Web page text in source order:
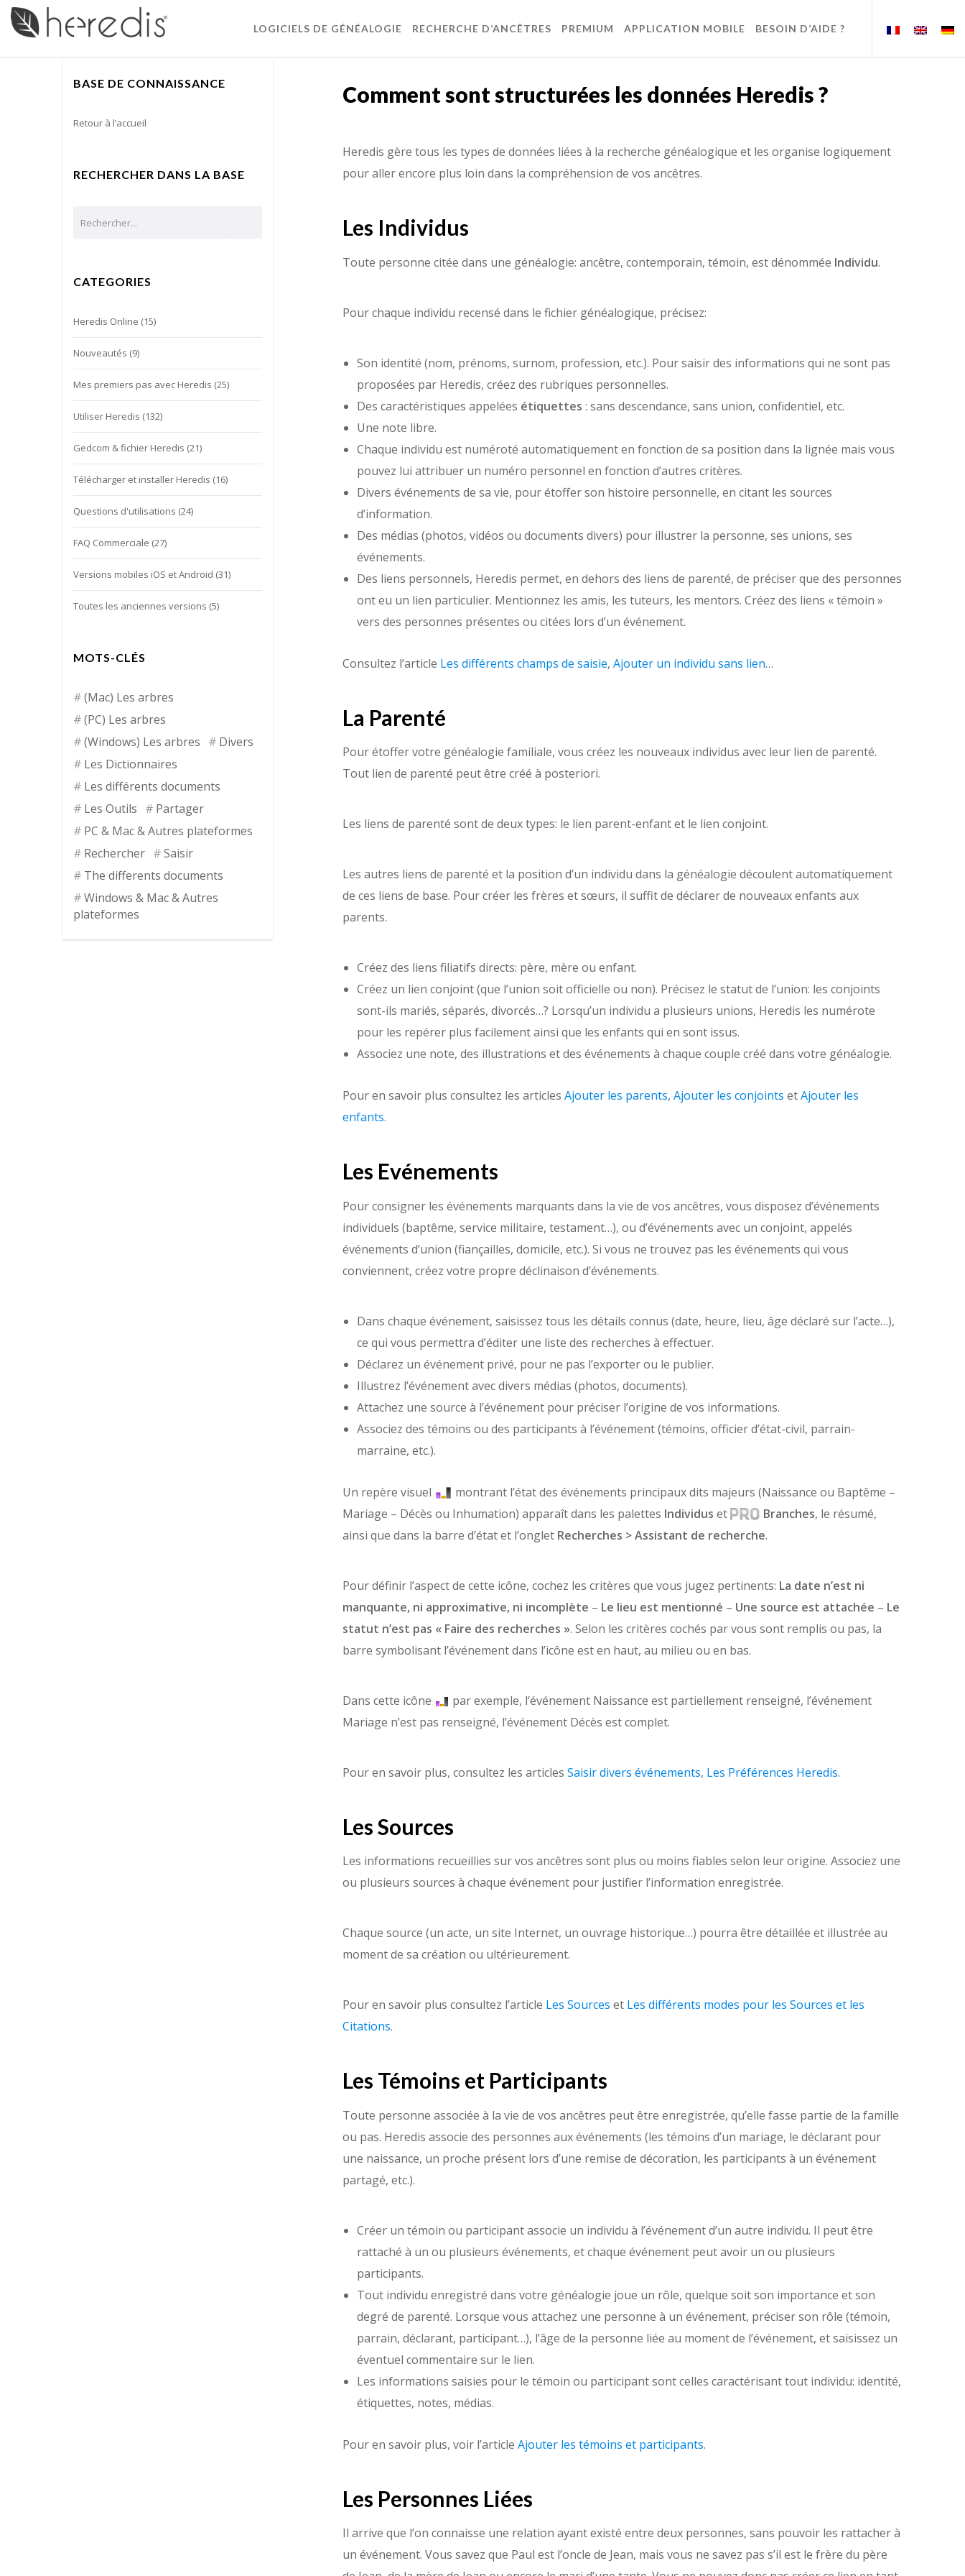
LOGICIELS DE GÉNÉALOGIE RECHERCHE D’ANCÊTRES PREMIUM APPLICATION MOBILE BESOIN D’AIDE ?
Comment sont structurées les données Heredis ?
Heredis gère tous les types de données liées à la recherche généalogique et les organise logiquement
pour aller encore plus loin dans la compréhension de vos ancêtres.
Les Individus
Toute personne citée dans une généalogie: ancêtre, contemporain, témoin, est dénommée Individu.
Pour chaque individu recensé dans le fichier généalogique, précisez:
Son identité (nom, prénoms, surnom, profession, etc.). Pour saisir des informations qui ne sont pas
proposées par Heredis, créez des rubriques personnelles.
Des caractéristiques appelées étiquettes : sans descendance, sans union, confidentiel, etc.
Une note libre.
Chaque individu est numéroté automatiquement en fonction de sa position dans la lignée mais vous
pouvez lui attribuer un numéro personnel en fonction d’autres critères.
Divers événements de sa vie, pour étoffer son histoire personnelle, en citant les sources
d’information.
Des médias (photos, vidéos ou documents divers) pour illustrer la personne, ses unions, ses
événements.
Des liens personnels, Heredis permet, en dehors des liens de parenté, de préciser que des personnes
ont eu un lien particulier. Mentionnez les amis, les tuteurs, les mentors. Créez des liens « témoin »
vers des personnes présentes ou citées lors d’un événement.
Consultez l’article Les différents champs de saisie, Ajouter un individu sans lien…
La Parenté
Pour étoffer votre généalogie familiale, vous créez les nouveaux individus avec leur lien de parenté.
Tout lien de parenté peut être créé à posteriori.
Les liens de parenté sont de deux types: le lien parent-enfant et le lien conjoint.
Les autres liens de parenté et la position d’un individu dans la généalogie découlent automatiquement
de ces liens de base. Pour créer les frères et sœurs, il suffit de déclarer de nouveaux enfants aux
parents.
Créez des liens filiatifs directs: père, mère ou enfant.
Créez un lien conjoint (que l’union soit officielle ou non). Précisez le statut de l’union: les conjoints
sont-ils mariés, séparés, divorcés…? Lorsqu’un individu a plusieurs unions, Heredis les numérote
pour les repérer plus facilement ainsi que les enfants qui en sont issus.
Associez une note, des illustrations et des événements à chaque couple créé dans votre généalogie.
Pour en savoir plus consultez les articles Ajouter les parents, Ajouter les conjoints etAjouter les
enfants.
Les Evénements
Pour consigner les événements marquants dans la vie de vos ancêtres, vous disposez d’événements
individuels (baptême, service militaire, testament…), ou d’événements avec un conjoint, appelés
événements d’union (fiançailles, domicile, etc.). Si vous ne trouvez pas les événements qui vous
conviennent, créez votre propre déclinaison d’événements.
Dans chaque événement, saisissez tous les détails connus (date, heure, lieu, âge déclaré sur l’acte…),
ce qui vous permettra d’éditer une liste des recherches à effectuer.
Déclarez un événement privé, pour ne pas l’exporter ou le publier.
Illustrez l’événement avec divers médias (photos, documents).
Attachez une source à l’événement pour préciser l’origine de vos informations.
Associez des témoins ou des participants à l’événement (témoins, officier d’état-civil, parrain-
marraine, etc.).
Un repère visuel
montrant l’état des événements principaux dits majeurs (Naissance ou Baptême –
Mariage – Décès ou Inhumation) apparaît dans les palettes Individus et Branches, le résumé,
ainsi que dans la barre d’état et l’onglet Recherches > Assistant de recherche.
Pour définir l’aspect de cette icône, cochez les critères que vous jugez pertinents: La date n’est ni
manquante, ni approximative, ni incomplète – Le lieu est mentionné – Une source est attachée – Le
statut n’est pas « Faire des recherches ». Selon les critères cochés par vous sont remplis ou pas, la
barre symbolisant l’événement dans l’icône est en haut, au milieu ou en bas.
Dans cette icône
par exemple, l’événement Naissance est partiellement renseigné, l’événement
Mariage n’est pas renseigné, l’événement Décès est complet.
Pour en savoir plus, consultez les articles Saisir divers événements, Les Préférences Heredis.
Les Sources
Les informations recueillies sur vos ancêtres sont plus ou moins fiables selon leur origine. Associez une
ou plusieurs sources à chaque événement pour justifier l’information enregistrée.
Chaque source (un acte, un site Internet, un ouvrage historique…) pourra être détaillée et illustrée au
moment de sa création ou ultérieurement.
Pour en savoir plus consultez l’article Les Sources et Les différents modes pour les Sources et les
Citations.
Les Témoins et Participants
Toute personne associée à la vie de vos ancêtres peut être enregistrée, qu’elle fasse partie de la famille
ou pas. Heredis associe des personnes aux événements (les témoins d’un mariage, le déclarant pour
une naissance, un proche présent lors d’une remise de décoration, les participants à un événement
partagé, etc.).
Créer un témoin ou participant associe un individu à l’événement d’un autre individu. Il peut être
rattaché à un ou plusieurs événements, et chaque événement peut avoir un ou plusieurs
participants.
Tout individu enregistré dans votre généalogie joue un rôle, quelque soit son importance et son
degré de parenté. Lorsque vous attachez une personne à un événement, préciser son rôle (témoin,
parrain, déclarant, participant…), l’âge de la personne liée au moment de l’événement, et saisissez un
éventuel commentaire sur le lien.
Les informations saisies pour le témoin ou participant sont celles caractérisant tout individu: identité,
étiquettes, notes, médias.
Pour en savoir plus, voir l’article Ajouter les témoins et participants.
Les Personnes Liées
Il arrive que l’on connaisse une relation ayant existé entre deux personnes, sans pouvoir les rattacher à
un événement. Vous savez que Paul est l’oncle de Jean, mais vous ne savez pas s’il est le frère du père
BASE DE CONNAISSANCE
Retour à l’accueil
RECHERCHER DANS LA BASE
CATEGORIES
Heredis Online (15)
Nouveautés (9)
Mes premiers pas avec Heredis (25)
Utiliser Heredis (132)
Gedcom & fichier Heredis (21)
Télécharger et installer Heredis (16)
Questions d'utilisations (24)
FAQ Commerciale (27)
Versions mobiles iOS et Android (31)
Toutes les anciennes versions (5)
MOTS-CLÉS
(Mac) Les arbres
(PC) Les arbres
(Windows) Les arbres
Divers
Les Dictionnaires
Les différents documents
Les Outils
Partager
PC & Mac & Autres plateformes
Rechercher
Saisir
The differents documents
Windows & Mac & Autres
plateformes